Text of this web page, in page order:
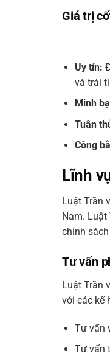
Giá trị
Uy tín:
và trái
Minh
Tuân
Công
Lĩnh
Luật Trần
Nam.
chính
Tư vấn
Luật Trần
với các kế
Tư vấn
Tư vấn